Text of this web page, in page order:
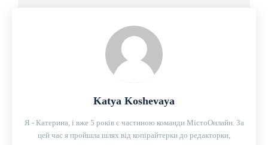
Katya Koshevaya
Я - Катерина, і вже 5 років є частиною команди МістоОнлайн. За
цей час я пройшла шлях від копірайтерки до редакторки,